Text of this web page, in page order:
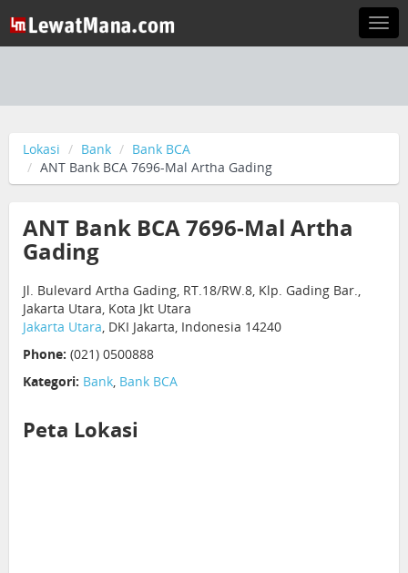
Lokasi Bank
Bank BCA
ANT Bank BCA 7696-Mal Artha Gading
ANT Bank BCA 7696-Mal Artha
Gading
Jl. Bulevard Artha Gading, RT.18/RW.8, Klp. Gading Bar.,
Jakarta Utara, Kota Jkt Utara
Jakarta Utara, DKI Jakarta, Indonesia 14240
Phone: (021) 0500888
Kategori: Bank, Bank BCA
Peta Lokasi